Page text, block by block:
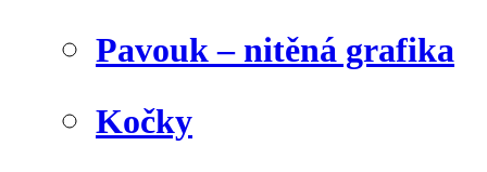
Pavouk – nitěná grafika
Kočky